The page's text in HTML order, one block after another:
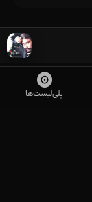
پلی‌لیست‌ها